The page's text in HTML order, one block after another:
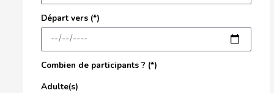
Départ vers (*)
Combien de participants ? (*)
Adulte(s)